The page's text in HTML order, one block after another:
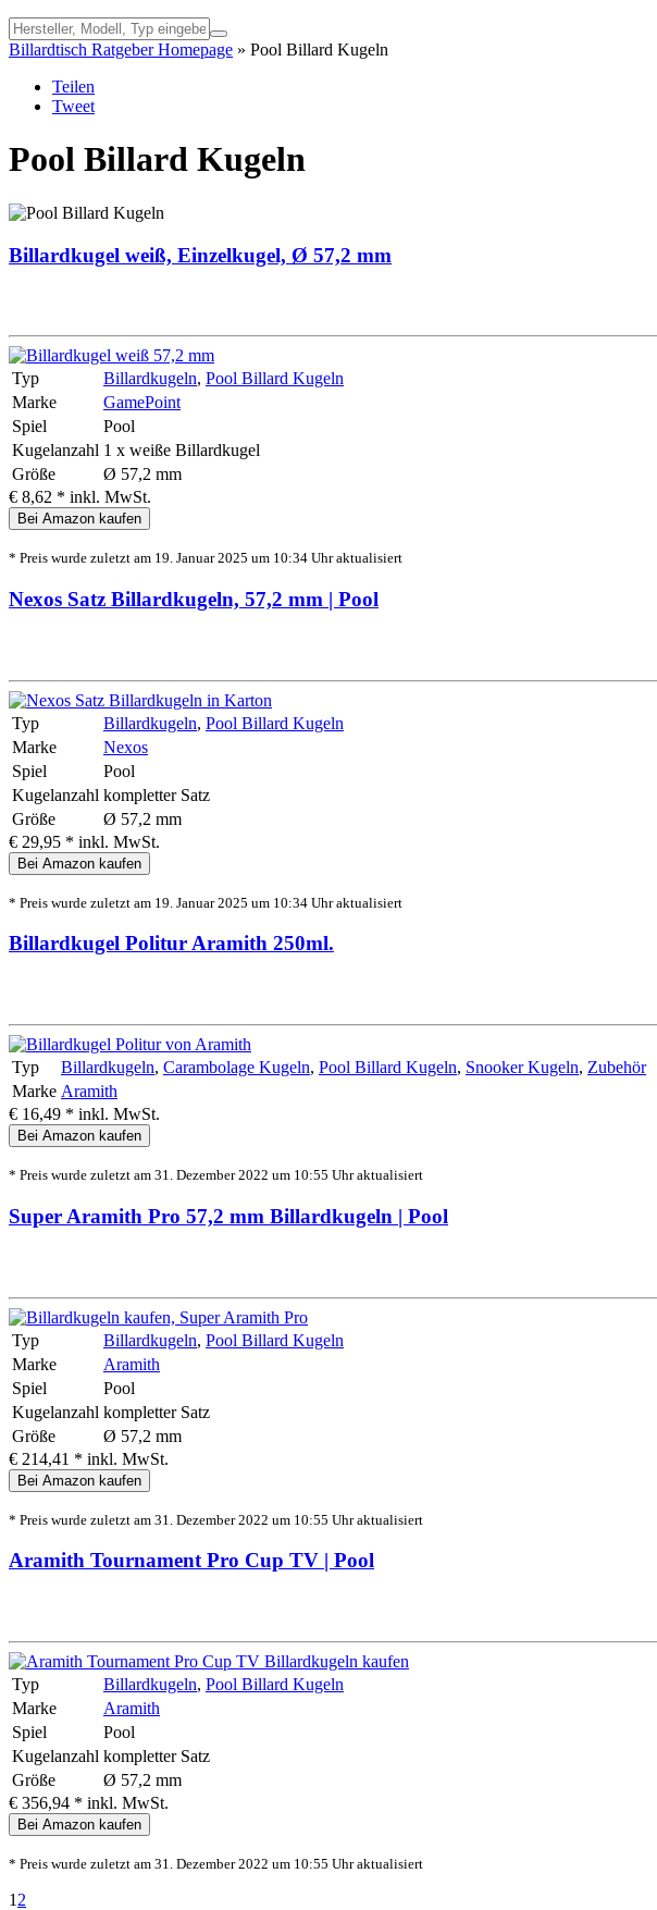
Billardtisch Ratgeber Homepage » Pool Billard Kugeln
Teilen
Tweet
Pool Billard Kugeln
Billardkugel weiß, Einzelkugel, Ø 57,2 mm
Typ Billardkugeln, Pool Billard Kugeln
Marke
GamePoint
Spiel
Pool
Kugelanzahl 1 x weiße Billardkugel
Größe
Ø 57,2 mm
€ 8,62 * inkl. MwSt.
Bei Amazon kaufen
* Preis wurde zuletzt am 19. Januar 2025 um 10:34 Uhr aktualisiert
Nexos Satz Billardkugeln, 57,2 mm | Pool
Typ Billardkugeln, Pool Billard Kugeln
Marke
Nexos
Spiel
Pool
Kugelanzahl kompletter Satz
Größe
Ø 57,2 mm
€ 29,95 * inkl. MwSt.
Bei Amazon kaufen
* Preis wurde zuletzt am 19. Januar 2025 um 10:34 Uhr aktualisiert
Billardkugel Politur Aramith 250ml.
Typ Billardkugeln, Carambolage Kugeln, Pool Billard Kugeln, Snooker Kugeln, Zubehör
Marke Aramith
€ 16,49 * inkl. MwSt.
Bei Amazon kaufen
* Preis wurde zuletzt am 31. Dezember 2022 um 10:55 Uhr aktualisiert
Super Aramith Pro 57,2 mm Billardkugeln | Pool
Typ Billardkugeln, Pool Billard Kugeln
Marke
Aramith
Spiel
Pool
Kugelanzahl kompletter Satz
Größe
Ø 57,2 mm
€ 214,41 * inkl. MwSt.
Bei Amazon kaufen
* Preis wurde zuletzt am 31. Dezember 2022 um 10:55 Uhr aktualisiert
Aramith Tournament Pro Cup TV | Pool
Typ Billardkugeln, Pool Billard Kugeln
Marke
Aramith
Spiel
Pool
Kugelanzahl kompletter Satz
Größe
Ø 57,2 mm
€ 356,94 * inkl. MwSt.
Bei Amazon kaufen
* Preis wurde zuletzt am 31. Dezember 2022 um 10:55 Uhr aktualisiert
1 2